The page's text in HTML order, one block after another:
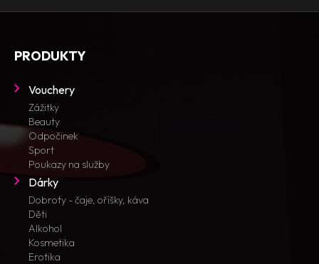
PRODUKTY
Vouchery
Zážitky
Beauty
Odpočinek
Sport
Poukazy na služby
Dárky
Dobroty - čaje, oříšky, káva
Děti
Alkohol
Kosmetika
Erotika